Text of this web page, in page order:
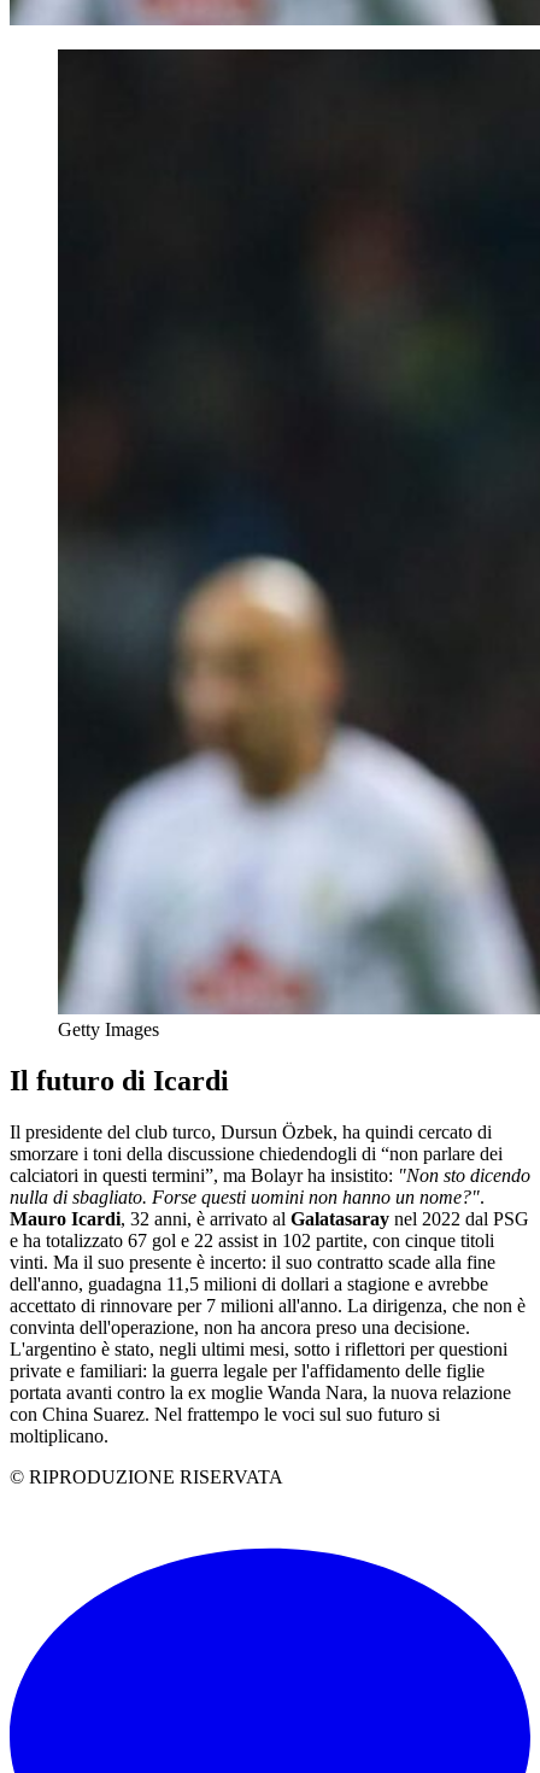
Getty Images
Il futuro di Icardi
Il presidente del club turco, Dursun Özbek, ha quindi cercato di
smorzare i toni della discussione chiedendogli di “non parlare dei
calciatori in questi termini”, ma Bolayr ha insistito: "Non sto dicendo
nulla di sbagliato. Forse questi uomini non hanno un nome?".
Mauro Icardi, 32 anni, è arrivato al Galatasaray nel 2022 dal PSG
e ha totalizzato 67 gol e 22 assist in 102 partite, con cinque titoli
vinti. Ma il suo presente è incerto: il suo contratto scade alla fine
dell'anno, guadagna 11,5 milioni di dollari a stagione e avrebbe
accettato di rinnovare per 7 milioni all'anno. La dirigenza, che non è
convinta dell'operazione, non ha ancora preso una decisione.
L'argentino è stato, negli ultimi mesi, sotto i riflettori per questioni
private e familiari: la guerra legale per l'affidamento delle figlie
portata avanti contro la ex moglie Wanda Nara, la nuova relazione
con China Suarez. Nel frattempo le voci sul suo futuro si
moltiplicano.
© RIPRODUZIONE RISERVATA